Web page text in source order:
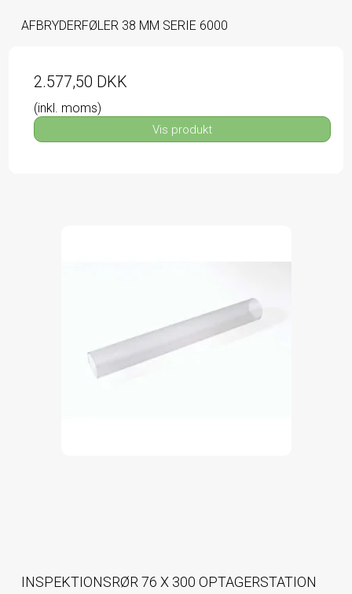
AFBRYDERFØLER 38 MM SERIE 6000
2.577,50 DKK
(inkl. moms)
Vis produkt
INSPEKTIONSRØR 76 X 300 OPTAGERSTATION